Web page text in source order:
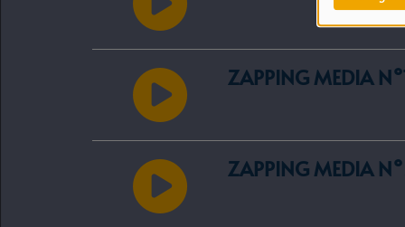
ZAPPING MEDIA
ZAPPING MEDIA